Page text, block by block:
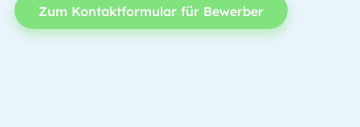
Zum Kontaktformular für Bewerber